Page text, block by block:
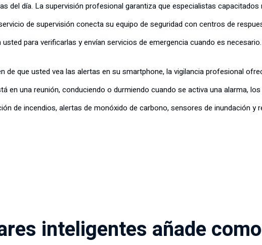
del día. La supervisión profesional garantiza que especialistas capacitados
de supervisión conecta su equipo de seguridad con centros de
para verificarlas y envían servicios de emergencia cuando es necesario.
de que usted vea las alertas en su smartphone, la vigilancia profesional
en una reunión, conduciendo o durmiendo cuando se activa una alarma,
de incendios, alertas de monóxido de carbono, sensores de inundación y
inteligentes añade